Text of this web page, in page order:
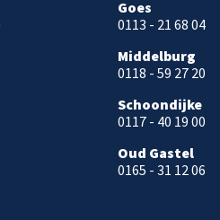
Goes
0113 - 21 68 04
Middelburg
0118 - 59 27 20
Schoondijke
0117 - 40 19 00
Oud Gastel
0165 - 31 12 06